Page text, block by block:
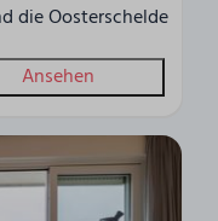
die Oosterschelde
Ansehen